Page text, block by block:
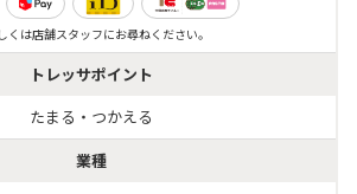
くは店舗スタッフにお尋ねください。
トレッサポイント
たまる・つかえる
業種